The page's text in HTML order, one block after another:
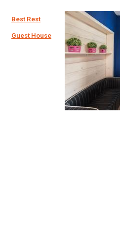
Best Rest
Guest House